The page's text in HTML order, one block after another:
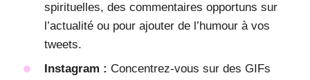
spirituelles, des commentaires opportuns sur
l’actualité ou pour ajouter de l’humour à vos
tweets.
Instagram : Concentrez-vous sur des GIFs